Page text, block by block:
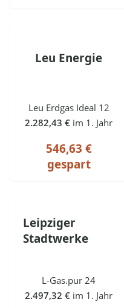
Leu Energie
Leu Erdgas Ideal 12
2.282,43 € im 1. Jahr
546,63 €
gespart
Leipziger
Stadtwerke
L-Gas.pur 24
2.497,32 € im 1. Jahr